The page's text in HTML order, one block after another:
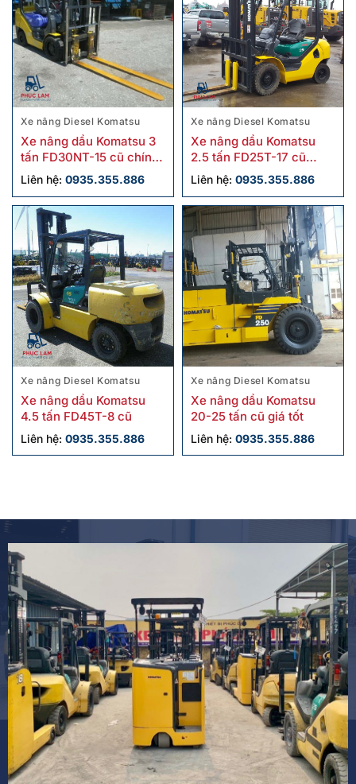
Xe nâng Diesel Komatsu
Xe nâng dầu Komatsu 3
tấn FD30NT-15 cũ chính
hãng
Liên hệ: 0935.355.886
Xe nâng Diesel Komatsu
Xe nâng dầu Komatsu
2.5 tấn FD25T-17 cũ
chính hãng
Liên hệ: 0935.355.886
Xe nâng Diesel Komatsu
Xe nâng dầu Komatsu
4.5 tấn FD45T-8 cũ
Liên hệ: 0935.355.886
Xe nâng Diesel Komatsu
Xe nâng dầu Komatsu
20-25 tấn cũ giá tốt
Liên hệ: 0935.355.886